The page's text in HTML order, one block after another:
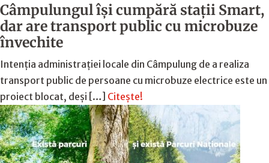
Câmpulungul îşi cumpără staţii Smart,
dar are transport public cu microbuze
învechite
Intenția administrației locale din Câmpulung de a realiza
transport public de persoane cu microbuze electrice este un
proiect blocat, deși […] Citește!